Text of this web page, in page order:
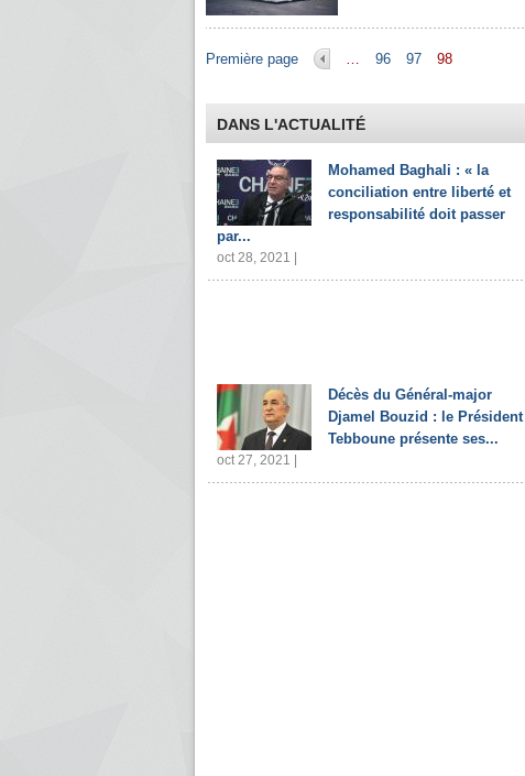
Pages
Première page … 96 97 98
DANS L'ACTUALITÉ
Mohamed Baghali : « la
conciliation entre liberté et
responsabilité doit passer
par...
oct 28, 2021 |
Décès du Général-major
Djamel Bouzid : le Président
Tebboune présente ses...
oct 27, 2021 |